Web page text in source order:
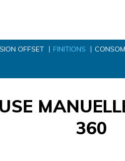
OFFSET FINITIONS
360